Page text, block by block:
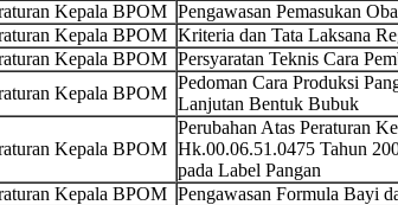
Kepala BPOM Pengawasan Pemasukan
Kepala BPOM Kriteria dan Tata Laksana
Kepala BPOM Persyaratan Teknis Cara
Kepala BPOM
Pedoman Cara Produksi
Lanjutan Bentuk Bubuk
Kepala BPOM
Perubahan Atas Peraturan
Hk.00.06.51.0475 Tahun
pada Label Pangan
Kepala BPOM Pengawasan Formula Bayi